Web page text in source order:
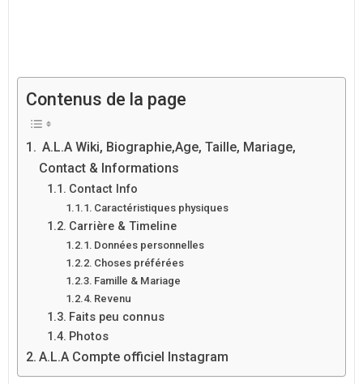
Contenus de la page
A.L.A Wiki, Biographie,Age, Taille, Mariage,
Contact & Informations
Contact Info
Caractéristiques physiques
Carrière & Timeline
Données personnelles
Choses préférées
Famille & Mariage
Revenu
Faits peu connus
Photos
A.L.A Compte officiel Instagram